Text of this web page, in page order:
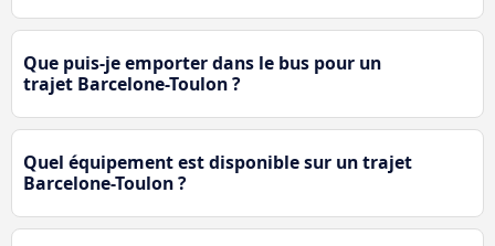
Que puis-je emporter dans le bus pour un
trajet Barcelone-Toulon ?
Quel équipement est disponible sur un trajet
Barcelone-Toulon ?